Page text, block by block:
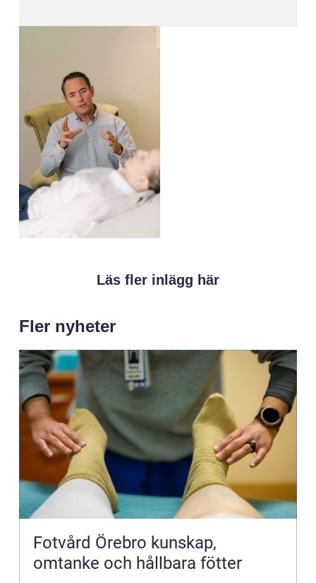
Läs fler inlägg här
Fler nyheter
Fotvård Örebro kunskap,
omtanke och hållbara fötter